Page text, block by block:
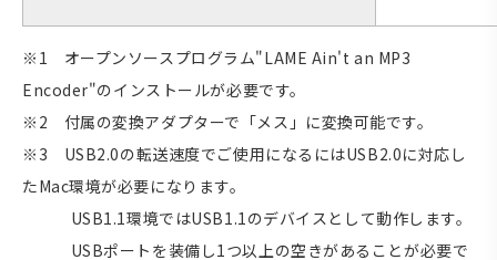
※1 オープンソースプログラム"LAME Ain't an MP3
Encoder"のインストールが必要です。
※2 付属の変換アダプターで「メス」に変換可能です。
※3 USB2.0の転送速度でご使用になるにはUSB2.0に対応し
たMac環境が必要になります。
USB1.1環境ではUSB1.1のデバイスとして動作します。
USBポートを装備し1つ以上の空きがあることが必要で